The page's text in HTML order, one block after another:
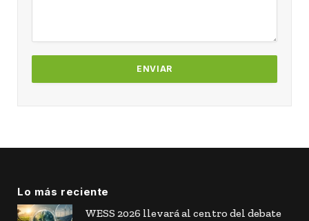
Lo más reciente
WESS 2026 llevará al centro del debate